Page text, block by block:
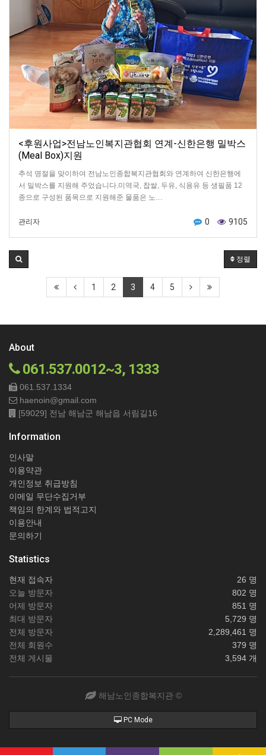
<후원사업>전남노인복지관협회 연계-신한은행 밀박스
(Meal Box)지원
추석 명절을 맞이하여 전남노인종합복지관협회와 연계하여 신한은행에
서 밀박스를 지원해 주었습니다.미역국, 찹쌀, 두유, 식용유 등 생필품 12
종으로 구성된 품목으로 지원해준 물품은 노…
관리자 0 9105
정렬
1 2 3 4 5
About
061.537.0012~3, 1333
061.537.1334
haenoin@gmail.com
[59029] 전남 해남군 해남읍 서림길16
Information
인사말
이용약관
개인정보 취급방침
이메일 무단수집거부
책임의 한계와 법적고지
이용안내
문의하기
Statistics
현재 접속자
26 명
오늘 방문자
802 명
어제 방문자
851 명
최대 방문자
5,729 명
전체 방문자
2,289,461 명
전체 회원수
379 명
전체 게시물
3,594 개
해남노인종합복지관 ©
PC Mode